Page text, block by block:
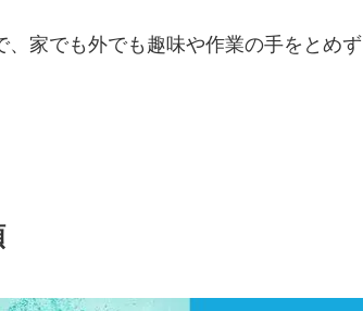
家でも外でも趣味や作業の手をとめず